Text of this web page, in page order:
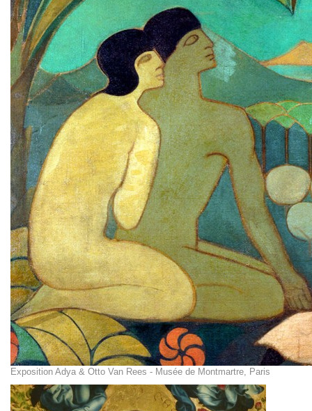
Exposition Adya & Otto Van Rees - Musée de Montmartre, Paris